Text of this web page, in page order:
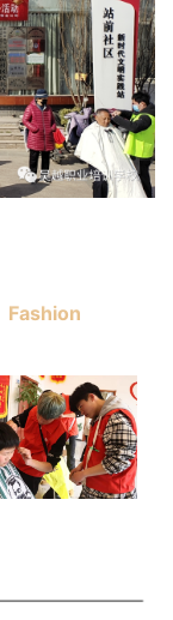
Fashion